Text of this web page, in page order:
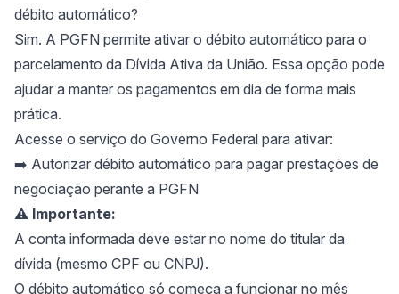
débito automático?
Sim. A PGFN permite ativar o débito automático para o
parcelamento da Dívida Ativa da União. Essa opção pode
ajudar a manter os pagamentos em dia de forma mais
prática.
Acesse o serviço do Governo Federal para ativar:
➡️ Autorizar débito automático para pagar prestações de
negociação perante a PGFN
⚠️ Importante:
A conta informada deve estar no nome do titular da
dívida (mesmo CPF ou CNPJ).
O débito automático só começa a funcionar no mês